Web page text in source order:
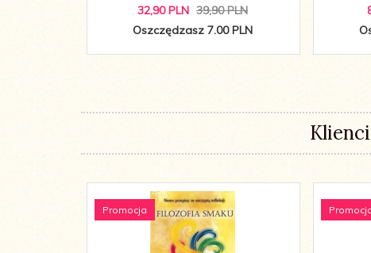
32,90 PLN 39,90 PLN
Oszczędzasz 7.00 PLN
Promocja